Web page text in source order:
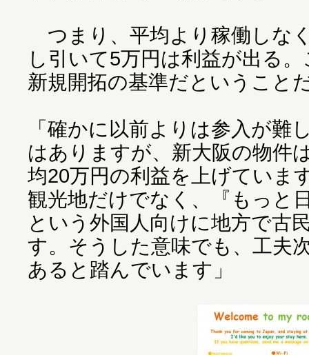
つまり、平均より稼働しな
し引いて5万円は利益が出る
新規開拓の基準だということ
「確かに以前よりは参入が難
はありますが、新大阪の物件
均20万円の利益を上げていま
観光地だけでなく、『もっと
という外国人向けに地方で古
す。そうした意味でも、工夫
あると踏んでいます」